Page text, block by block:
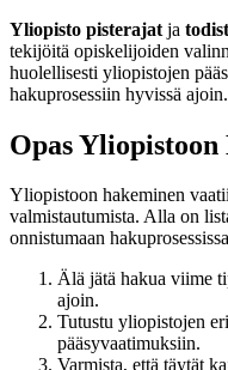
Yliopisto pisterajat ja
tekijöitä opiskelijoiden
huolellisesti yliopistojen
hakuprosessiin hyvissä ajoin.
Opas Yliopistoon
Yliopistoon hakeminen
valmistautumista. Alla on
onnistumaan
Älä jätä hakua viime
ajoin.
Tutustu yliopistojen
pääsyvaatimuksiin.
Varmista, että täytät